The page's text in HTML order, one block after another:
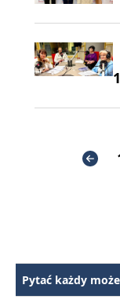
Pytać każdy może